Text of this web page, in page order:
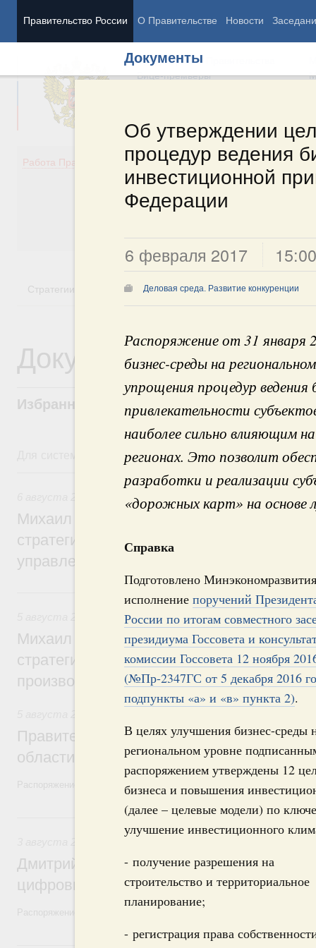
Правительство России О Правительстве Новости
Документы
Об утверждении
процедур ведения
инвестиционной
Федерации
6 февраля 2017 15:00
Деловая среда. Развитие конкуренции
Распоряжение от 31 января
бизнес-среды на
упрощения процедур
привлекательности
наиболее сильно влияющим
регионах. Это позволит
разработки и реализации
«дорожных карт» на основе
Справка
Подготовлено
исполнение поручений
России по итогам совместного
президиума Госсовета и
комиссии Госсовета 12 ноября
(№Пр-2347ГС от 5 декабря 2016
подпункты «а» и «в» пункта 2).
В целях улучшения бизнес-среды
региональном уровне
распоряжением утверждены 12
бизнеса и повышения
(далее – целевые модели) по
улучшение инвестиционного
- получение разрешения на
строительство и территориальное
планирование;
- регистрация права
Председатель Правительства
Вице-премьеры
Работа Правительства
Демография
Здоровье
Образование
Культура
Государство
Стратегии Государственные программы
Документы
Избранные документы со справками к
Для системного поиска перейдите в раздел "Поиск по
Технологическое развитие. Инновации
Михаил Мишустин дал поручения по
стратегической сессии о
управления научно-технологическим
5 августа, среда
Вопросы производительности труда и
Михаил Мишустин дал поручения по
стратегической сессии, посвящённой
производительности труда
Правительство увеличило объём
области в рамках федерального
Распоряжение от 3 августа 2026 года №2067-р
3 августа, понедельник
Дмитрий Григоренко возглавил штаб по
цифровых платформ